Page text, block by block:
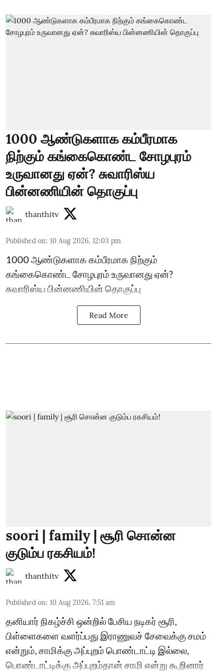
1000 ஆண்டுகளாக கம்பீரமாக
நிற்கும் கங்கைகொண்ட சோழபுரம்
உருவானது ஏன்? சுவாரிஸ்ய
பின்னணியின் தொகுப்பு
thanthitv
Published on: 10 Aug 2026, 12:03 pm
1000 ஆண்டுகளாக கம்பீரமாக நிற்கும்
கங்கைகொண்ட சோழபுரம் உருவானது ஏன்?
சுவாரிஸ்ய பின்னணியின் தொகுப்பு
Read More
soori | family | சூரி சொன்ன
குடும்ப ரகசியம்!
thanthitv
Published on: 10 Aug 2026, 7:51 am
தனியார் நிகழ்ச்சி ஒன்றில் பேசிய நடிகர் சூரி,
பிள்ளைகளை வளர்ப்பது இராணுவச் சேவைக்கு சமம்
என்றும், சாமிக்கு அப்புறம் பொண்டாட்டி இல்லை,
பொண்டாட்டிக்கு அப்புறம்தான் சாமி என்று கூறினார்